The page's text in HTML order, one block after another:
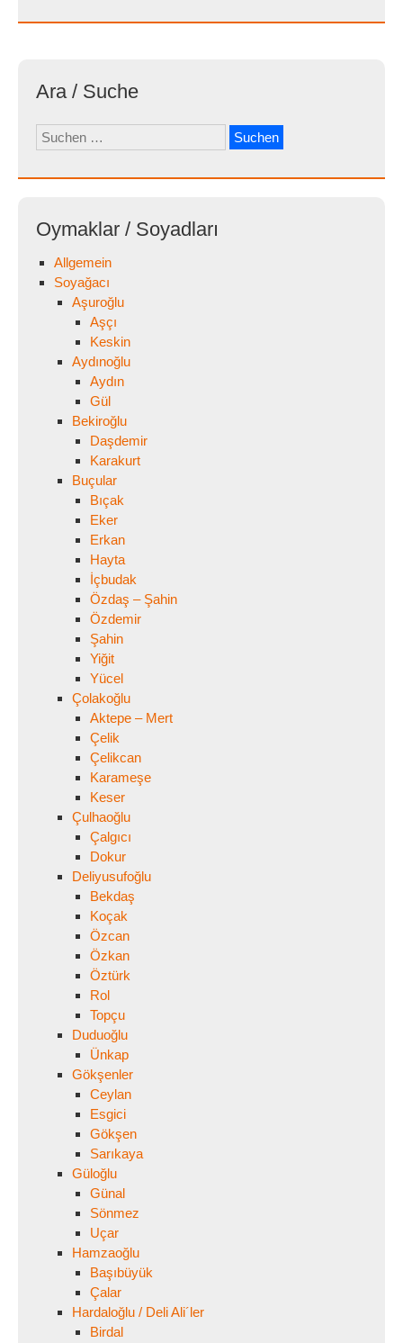
Ara / Suche
Suchen
nach:
Oymaklar / Soyadları
Allgemein
Soyağacı
Aşuroğlu
Aşçı
Keskin
Aydınoğlu
Aydın
Gül
Bekiroğlu
Daşdemir
Karakurt
Buçular
Bıçak
Eker
Erkan
Hayta
İçbudak
Özdaş – Şahin
Özdemir
Şahin
Yiğit
Yücel
Çolakoğlu
Aktepe – Mert
Çelik
Çelikcan
Karameşe
Keser
Çulhaoğlu
Çalgıcı
Dokur
Deliyusufoğlu
Bekdaş
Koçak
Özcan
Özkan
Öztürk
Rol
Topçu
Duduoğlu
Ünkap
Gökşenler
Ceylan
Esgici
Gökşen
Sarıkaya
Güloğlu
Günal
Sönmez
Uçar
Hamzaoğlu
Başıbüyük
Çalar
Hardaloğlu / Deli Ali´ler
Birdal